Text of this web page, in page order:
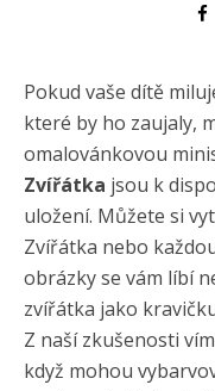
Pokud vaše dítě
které by ho zaujaly,
omalovánkovou
Zvířátka jsou k
uložení. Můžete si
Zvířátka nebo
obrázky se vám líbí
zvířátka jako
Z naší zkušenosti
když mohou